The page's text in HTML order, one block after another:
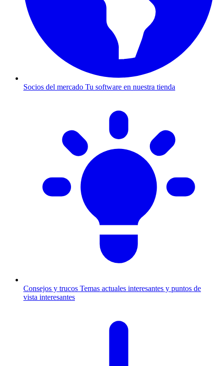
Socios del mercado Tu software en nuestra tienda
Consejos y trucos Temas actuales interesantes y puntos de
vista interesantes